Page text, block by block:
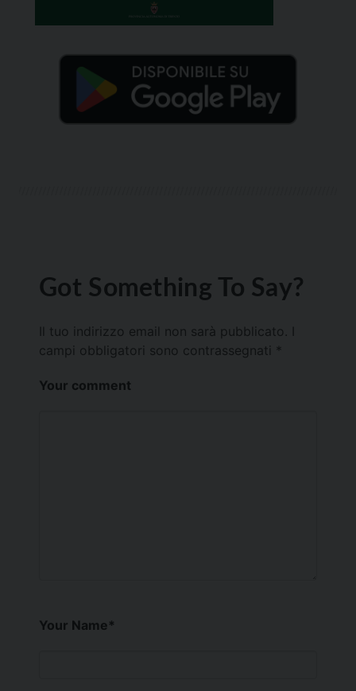
Got Something To Say?
Il tuo indirizzo email non sarà pubblicato.
campi obbligatori sono contrassegnati *
Your comment
Your Name*